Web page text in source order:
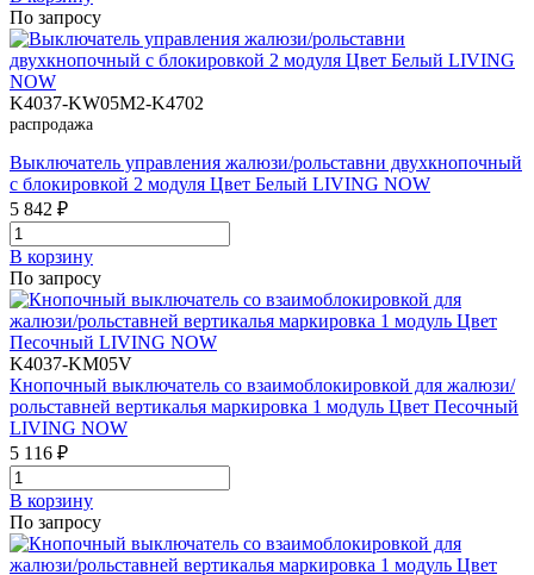
По запросу
K4037-KW05M2-K4702
распродажа
Выключатель управления жалюзи/рольставни двухкнопочный
с блокировкой 2 модуля Цвет Белый LIVING NOW
5 842 ₽
В корзинy
По запросу
K4037-KM05V
Кнопочный выключатель со взаимоблокировкой для жалюзи/
рольставней вертикалья маркировка 1 модуль Цвет Песочный
LIVING NOW
5 116 ₽
В корзинy
По запросу